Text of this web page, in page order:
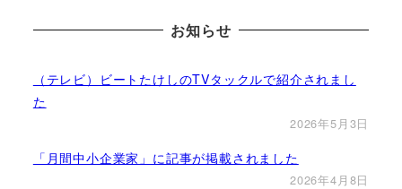
お知らせ
（テレビ）ビートたけしのTVタックルで紹介されまし
た
2026年5月3日
「月間中小企業家」に記事が掲載されました
2026年4月8日